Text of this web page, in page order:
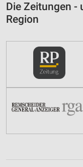
Die Zeitungen -
Region